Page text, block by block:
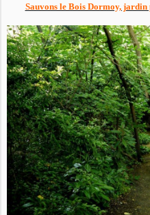
Sauvons le Bois Dormoy, jardin